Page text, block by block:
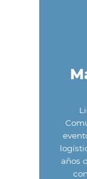
años